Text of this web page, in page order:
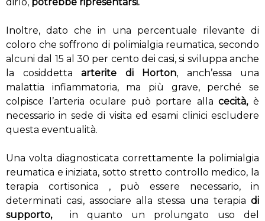
Inoltre, dato che in una percentuale rilevante di
coloro che soffrono di polimialgia reumatica, secondo
alcuni dal 15 al 30 per cento dei casi, si sviluppa anche
la cosiddetta arterite di Horton, anch’essa una
malattia infiammatoria, ma più grave, perché se
colpisce l’arteria oculare può portare allacecità,è
necessario in sede di visita ed esami clinici escludere
questa eventualità.
Una volta diagnosticata correttamente la polimialgia
reumatica e iniziata, sotto stretto controllo medico, la
terapia cortisonica , può essere necessario, in
determinati casi, associare alla stessa una terapia di
supporto, in quanto un prolungato uso del